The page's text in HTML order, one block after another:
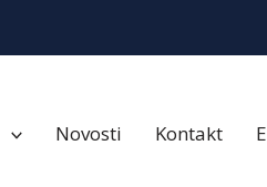
Novosti Kontakt